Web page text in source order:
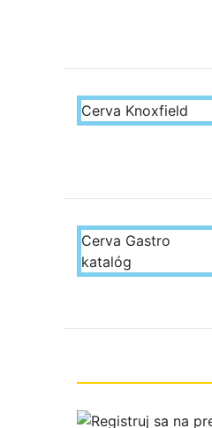
Cerva Knoxfield
Cerva Gastro
katalóg